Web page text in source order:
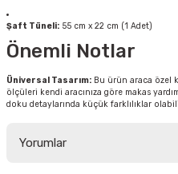
Şaft Tüneli: 55 cm x 22 cm (1 Adet)
Önemli Notlar
Üniversal Tasarım: Bu ürün araca özel
ölçüleri kendi aracınıza göre makas
doku detaylarında küçük farklılıklar
Yorumlar